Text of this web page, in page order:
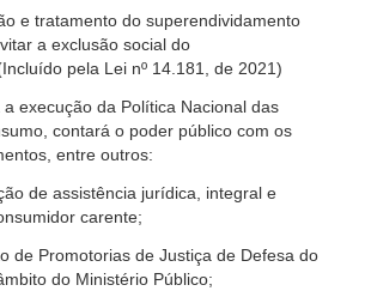
e tratamento do superendividamento
a exclusão social do
pela Lei nº 14.181, de 2021)
a execução da Política Nacional das
contará o poder público com os
entre outros:
de assistência jurídica, integral e
carente;
de Promotorias de Justiça de Defesa do
do Ministério Público;